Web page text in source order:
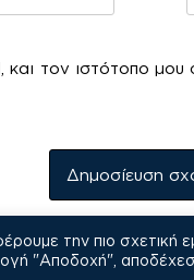
τον ιστότοπο
COPYRIGHT ©
την πιο σχετική
"Αποδοχή",